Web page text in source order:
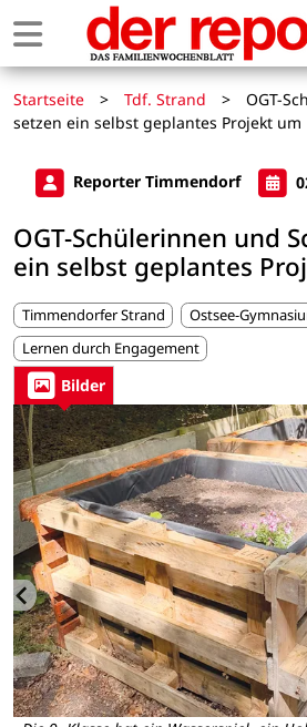
Startseite > Tdf. Strand >
OGT-
setzen ein selbst geplantes Projekt um
Reporter Timmendorf
OGT-Schülerinnen und
ein selbst geplantes
Timmendorfer Strand Ostsee-
Lernen durch Engagement
Bilder